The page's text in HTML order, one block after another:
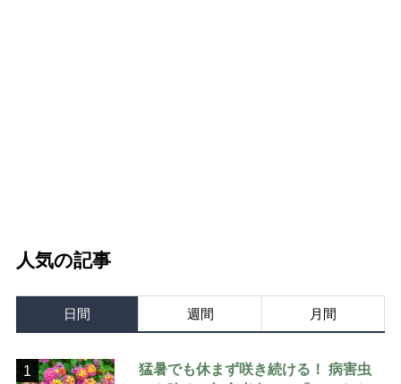
人気の記事
日間 週間 月間
1
猛暑でも休まず咲き続ける！ 病害虫